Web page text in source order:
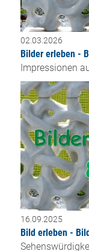
02.03.2026
Bilder erleben -
Impressionen
16.09.2025
Bild erleben -